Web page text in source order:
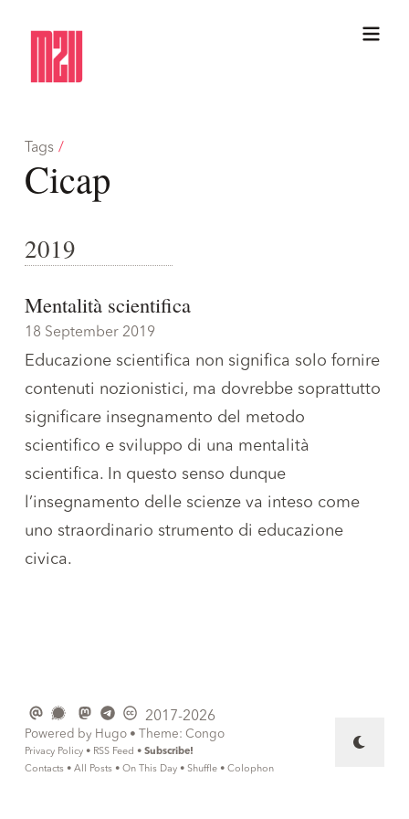
Tags /
Cicap
2019
Mentalità scientifica
18 September 2019
Educazione scientifica non significa solo fornire
contenuti nozionistici, ma dovrebbe soprattutto
significare insegnamento del metodo
scientifico e sviluppo di una mentalità
scientifica. In questo senso dunque
l’insegnamento delle scienze va inteso come
uno straordinario strumento di educazione
civica.
2017-2026
Powered by Hugo • Theme: Congo
Privacy Policy • RSS Feed • Subscribe!
Contacts • All Posts • On This Day • Shuffle • Colophon